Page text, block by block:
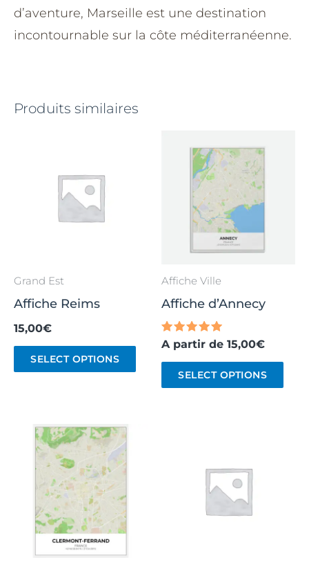
d’aventure, Marseille est une destination
incontournable sur la côte méditerranéenne.
Produits similaires
Grand Est
Affiche Reims
15,00€
SELECT OPTIONS
Affiche Ville
Affiche d’Annecy
Note
5.00
sur 5
A partir de 15,00€
SELECT OPTIONS